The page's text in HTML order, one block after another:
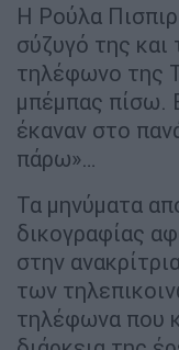
Η Ρούλα
σύζυγό της και
τηλέφωνο της
μπέμπας πίσω.
έκαναν στο
πάρω»…
Τα μηνύματα
δικογραφίας
στην
των
τηλέφωνα που